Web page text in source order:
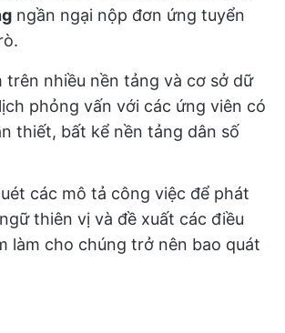
ngần ngại nộp đơn ứng tuyển
trên nhiều nền tảng và cơ sở dữ
phỏng vấn với các ứng viên có
thiết, bất kể nền tảng dân số
các mô tả công việc để phát
thiên vị và đề xuất các điều
làm cho chúng trở nên bao quát